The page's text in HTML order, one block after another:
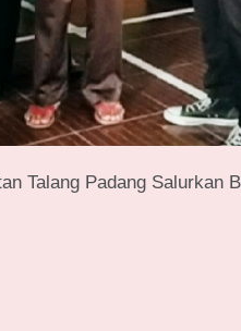
Talang Padang Salurkan